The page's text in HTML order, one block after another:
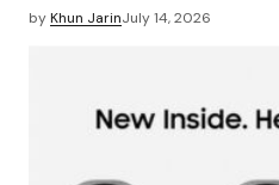
byKhun JarinJuly 14, 2026